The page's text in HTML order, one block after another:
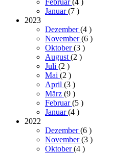
Februar(4 )
Januar(7 )
2023
Dezember(4 )
November(6 )
Oktober(3 )
August(2 )
Juli (2 )
Mai (2 )
April (3 )
März (9 )
Februar(5 )
Januar(4 )
2022
Dezember(6 )
November(3 )
Oktober(4 )